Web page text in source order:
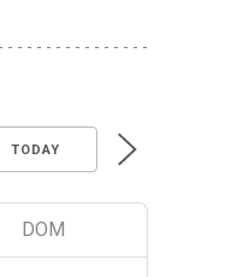
TODAY
DOM